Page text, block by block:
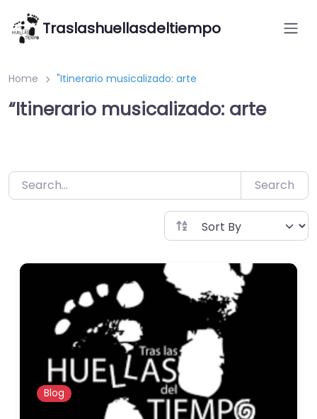
Saltar
contenido
Traslashuellasdeltiempo
Home "Itinerario musicalizado: arte
“Itinerario musicalizado: arte
Search
Blog